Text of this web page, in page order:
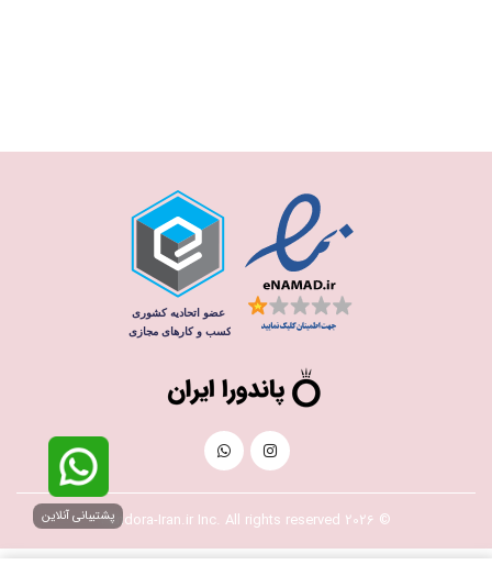
© 2026 Pandora-Iran.ir Inc. All rights reserved پشتیبانی آنلاین